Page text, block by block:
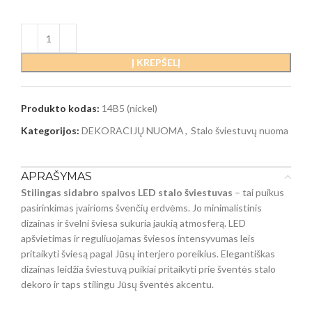
Į KREPŠELĮ
Produkto kodas: 14B5 (nickel)
Kategorijos: DEKORACIJŲ NUOMA, Stalo šviestuvų nuoma
APRAŠYMAS
Stilingas sidabro spalvos LED stalo šviestuvas – tai puikus
pasirinkimas įvairioms švenčių erdvėms. Jo minimalistinis
dizainas ir švelni šviesa sukuria jaukią atmosferą. LED
apšvietimas ir reguliuojamas šviesos intensyvumas leis
pritaikyti šviesą pagal Jūsų interjero poreikius. Elegantiškas
dizainas leidžia šviestuvą puikiai pritaikyti prie šventės stalo
dekoro ir taps stilingu Jūsų šventės akcentu.